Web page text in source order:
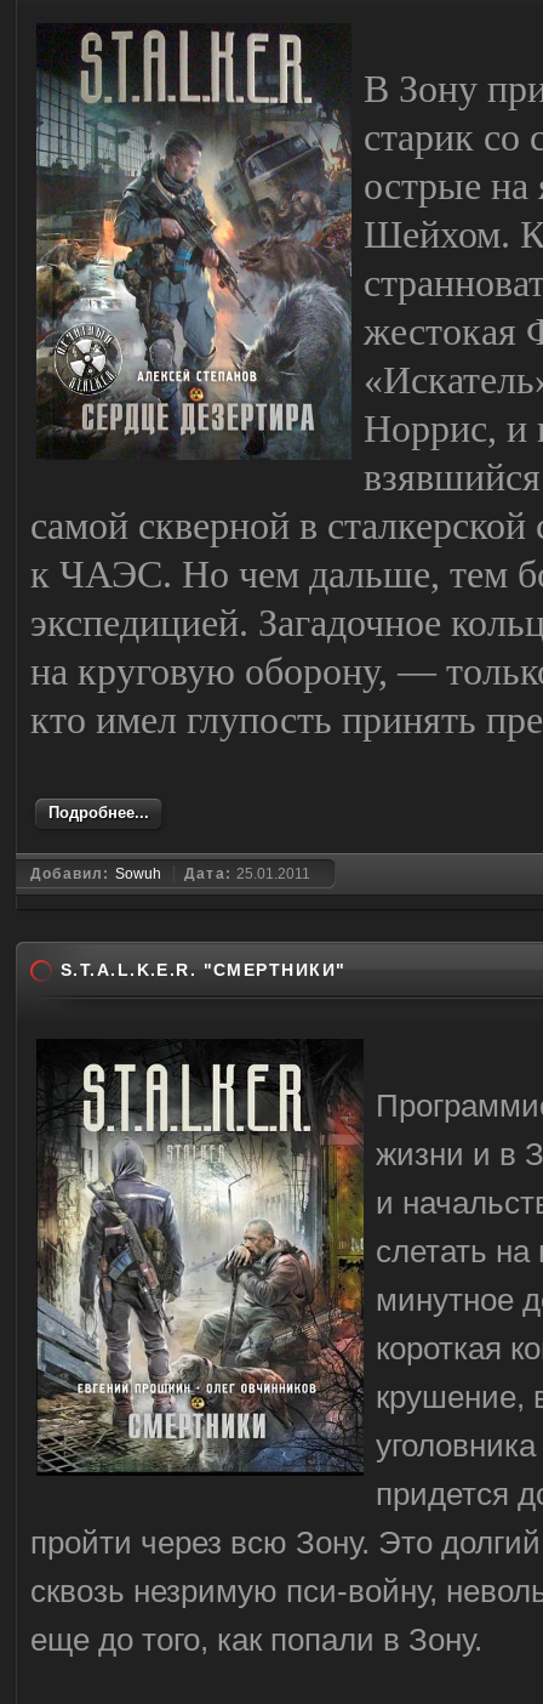
В Зону
старик со
острые на
Шейхом.
жестокая
Норрис, и
самой скверной в
к ЧАЭС. Но чем дальше, тем
экспедицией. Загадочное
на круговую оборону, —
кто имел глупость принять
Подробнее...
Добавил: Sowuh Дата:25.01.2011
S.T.A.L.K.E.R. "СМЕРТНИКИ"
жизни и в
и
слетать
минутное
короткая
крушение,
придется
пройти через всю Зону. Это
сквозь незримую пси-войну,
еще до того, как попали в Зону.